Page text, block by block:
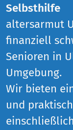
Selbsthilfe
altersarmut
finanziell
Senioren in
Umgebung.
Wir bieten
und